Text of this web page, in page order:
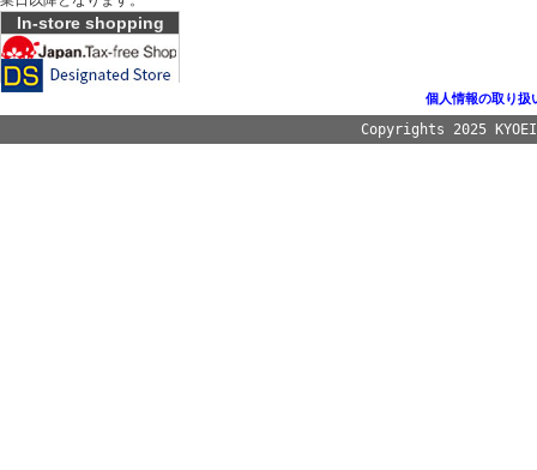
In-store shopping
個人情報の取り扱
Copyrights 2025